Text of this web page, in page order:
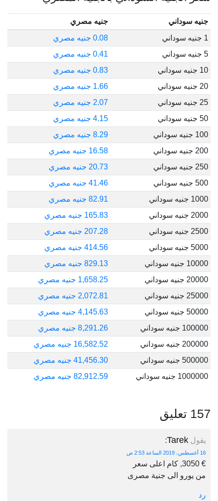
جنيه سوداني
جنيه مصري
1 جنيه سوداني
0.08 جنيه مصري
5 جنيه سوداني
0.41 جنيه مصري
10 جنيه سوداني
0.83 جنيه مصري
20 جنيه سوداني
1.66 جنيه مصري
25 جنيه سوداني
2.07 جنيه مصري
50 جنيه سوداني
4.15 جنيه مصري
100 جنيه سوداني
8.29 جنيه مصري
200 جنيه سوداني
16.58 جنيه مصري
250 جنيه سوداني
20.73 جنيه مصري
500 جنيه سوداني
41.46 جنيه مصري
1000 جنيه سوداني
82.91 جنيه مصري
2000 جنيه سوداني
165.83 جنيه مصري
2500 جنيه سوداني
207.28 جنيه مصري
5000 جنيه سوداني
414.56 جنيه مصري
10000 جنيه سوداني
829.13 جنيه مصري
20000 جنيه سوداني
1,658.25 جنيه مصري
25000 جنيه سوداني
2,072.81 جنيه مصري
50000 جنيه سوداني
4,145.63 جنيه مصري
100000 جنيه سوداني
8,291.26 جنيه مصري
200000 جنيه سوداني
16,582.52 جنيه مصري
500000 جنيه سوداني
41,456.30 جنيه مصري
1000000 جنيه سوداني
82,912.59 جنيه مصري
157 تعليق
يقول Tarek
:
16 أغسطس، 2019 الساعة 2:53 ص
€ 3050, كام اعلى سعر
من يورو الى جنية مصرى
رد